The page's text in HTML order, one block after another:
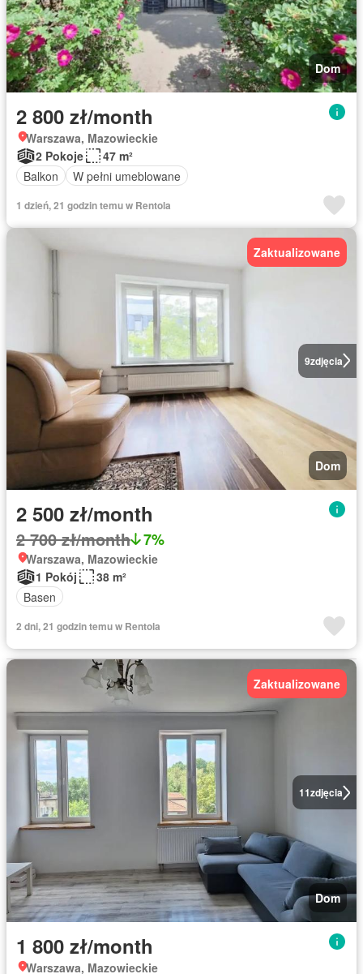
Dom
2 800 zł/month
Warszawa, Mazowieckie
2 Pokoje
47 m²
Balkon
W pełni umeblowane
1 dzień, 21 godzin temu w Rentola
9zdjęcia
Zaktualizowane
Dom
2 500 zł/month
2 700 zł/month 7%
Warszawa, Mazowieckie
1 Pokój
38 m²
Basen
2 dni, 21 godzin temu w Rentola
11zdjęcia
Zaktualizowane
Dom
1 800 zł/month
Warszawa, Mazowieckie